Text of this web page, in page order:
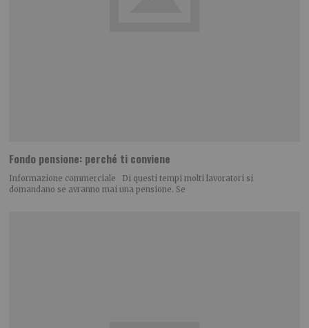
Fondo pensione: perché ti conviene
Informazione commerciale Di questi tempi molti lavoratori si
domandano se avranno mai una pensione. Se